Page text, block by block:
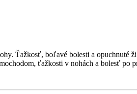
Ťažkosť, boľavé bolesti a
ťažkosti v nohách a bolesť